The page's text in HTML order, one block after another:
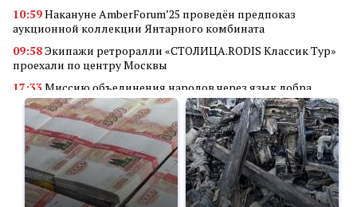
10:59Накануне AmberForum’25 проведён предпоказ
аукционной коллекции Янтарного комбината
09:58Экипажи ретроралли «СТОЛИЦА.RODIS Классик Тур»
проехали по центру Москвы
17:33Миссию объединения народов через язык добра
реализует кинофестиваль «В кругу семьи»
14:34Алюминиевые квадраты
18:56Преимущества покупки аккаунта Valorant через
маркетплейс аккаунтов
11:23Грант Фонда Юрия Лужкова присужден проекту
студентов Самарского университета